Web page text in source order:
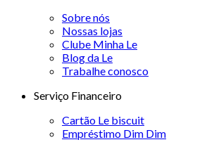
Sobre nós
Nossas lojas
Clube Minha Le
Blog da Le
Trabalhe conosco
Serviço Financeiro
Cartão Le biscuit
Empréstimo Dim Dim